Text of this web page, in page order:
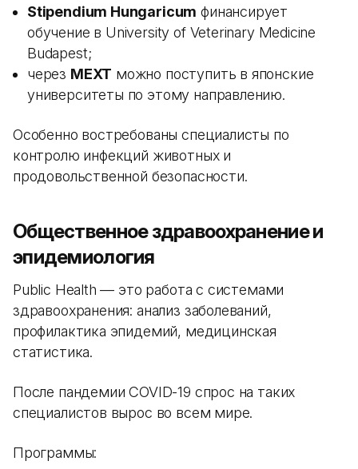
Stipendium Hungaricum финансирует
обучение в University of Veterinary Medicine
Budapest;
через MEXT можно поступить в японские
университеты по этому направлению.
Особенно востребованы специалисты по
контролю инфекций животных и
продовольственной безопасности.
Общественное здравоохранение и
эпидемиология
Public Health — это работа с системами
здравоохранения: анализ заболеваний,
профилактика эпидемий, медицинская
статистика.
После пандемии COVID-19 спрос на таких
специалистов вырос во всем мире.
Программы: